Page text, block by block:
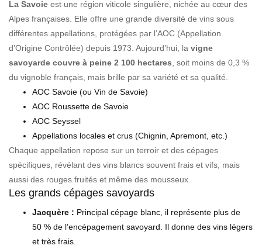
La Savoie est une région viticole singulière, nichée au cœur des
Alpes françaises. Elle offre une grande diversité de vins sous
différentes appellations, protégées par l’AOC (Appellation
d’Origine Contrôlée) depuis 1973. Aujourd’hui, la vigne
savoyarde couvre à peine 2 100 hectares , soit moins de 0,3 %
du vignoble français, mais brille par sa variété et sa qualité.
AOC Savoie (ou Vin de Savoie)
AOC Roussette de Savoie
AOC Seyssel
Appellations locales et crus (Chignin, Apremont, etc.)
Chaque appellation repose sur un terroir et des cépages
spécifiques, révélant des vins blancs souvent frais et vifs, mais
aussi des rouges fruités et même des mousseux.
Les grands cépages savoyards
Jacquère : Principal cépage blanc, il représente plus de
50 % de l’encépagement savoyard. Il donne des vins légers
et très frais.